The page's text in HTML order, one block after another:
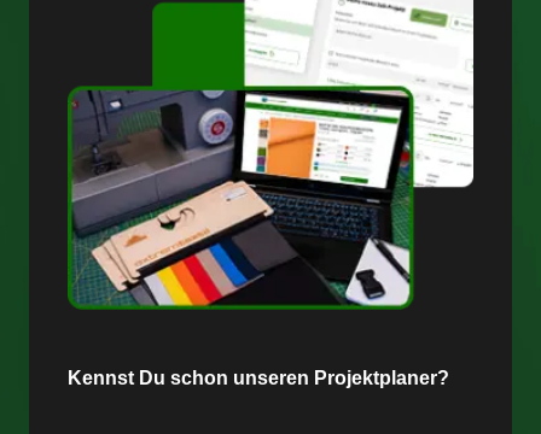
Kennst Du schon unseren Projektplaner?